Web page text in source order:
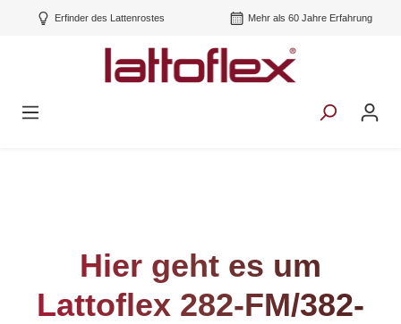
Erfinder des Lattenrostes Mehr als 60 Jahre Erfahrung
Hier geht es um
Lattoflex 282-FM/382-